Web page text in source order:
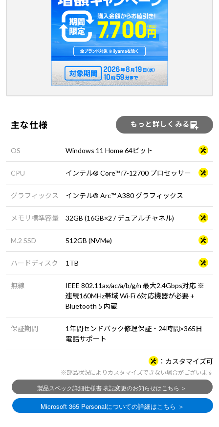
主な仕様 もっと詳しくみる
OS Windows 11 Home 64ビット
CPU インテル® Core™ i7-12700 プロセッサー
グラフィックス インテル® Arc™ A380 グラフィックス
メモリ標準容量 32GB (16GB×2 / デュアルチャネル)
M.2 SSD 512GB (NVMe)
ハードディスク 1TB
無線
IEEE 802.11ax/ac/a/b/g/n 最大2.4Gbps対応 ※
連続160MHz帯域 Wi-Fi 6対応機器が必要 +
Bluetooth 5 内蔵
保証期間
1年間センドバック修理保証・24時間×365日
電話サポート
カスタマイズ可
※部品状況によりカスタマイズできない場合がございます